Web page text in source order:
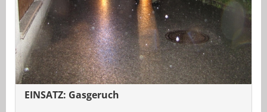
EINSATZ: Gasgeruch